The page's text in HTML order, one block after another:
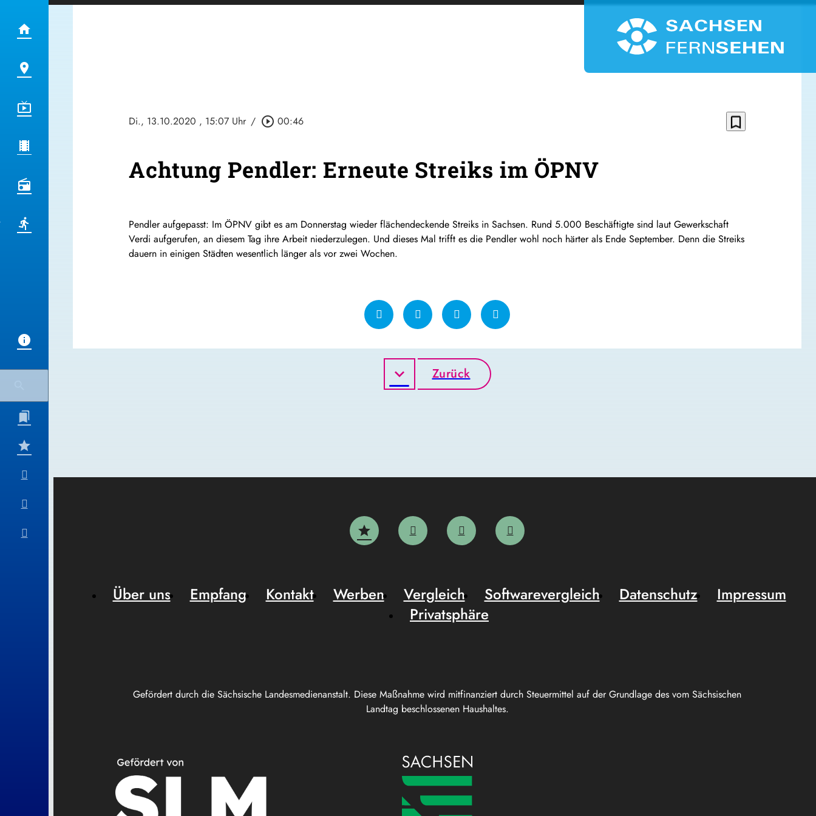
Di., 13.10.2020 , 15:07 Uhr / play_circle_outline 00:46 bookmark_border
Achtung Pendler: Erneute Streiks im ÖPNV
Pendler aufgepasst: Im ÖPNV gibt es am Donnerstag wieder flächendeckende Streiks in Sachsen. Rund 5.000 Beschäftigte sind laut Gewerkschaft
Verdi aufgerufen, an diesem Tag ihre Arbeit niederzulegen. Und dieses Mal trifft es die Pendler wohl noch härter als Ende September. Denn die Streiks
dauern in einigen Städten wesentlich länger als vor zwei Wochen.
Zurück
Gefördert durch die Sächsische Landesmedienanstalt. Diese Maßnahme wird mitfinanziert durch Steuermittel auf der Grundlage des vom Sächsischen
Landtag beschlossenen Haushaltes.
Über uns Empfang Kontakt Werben Vergleich Softwarevergleich Datenschutz
Impressum
Privatsphäre